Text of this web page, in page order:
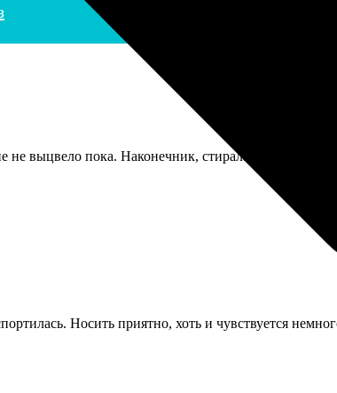
выцвело пока. Наконечник, стирала вручную,
Носить приятно, хоть и чувствуется